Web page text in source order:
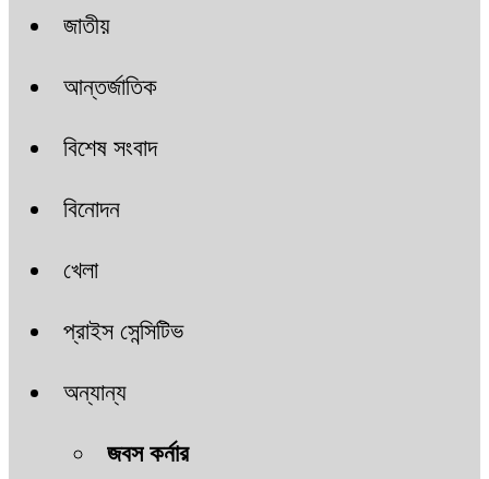
জাতীয়
আন্তর্জাতিক
বিশেষ সংবাদ
বিনোদন
খেলা
প্রাইস সেন্সিটিভ
অন্যান্য
জবস কর্নার